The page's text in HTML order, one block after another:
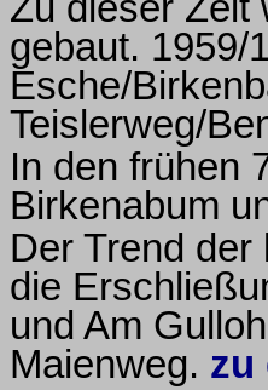
gebaut. 1959/
Esche/
Teislerweg/
In den frühen
Birkenabum
Der Trend
die
und Am
Maienweg. zu